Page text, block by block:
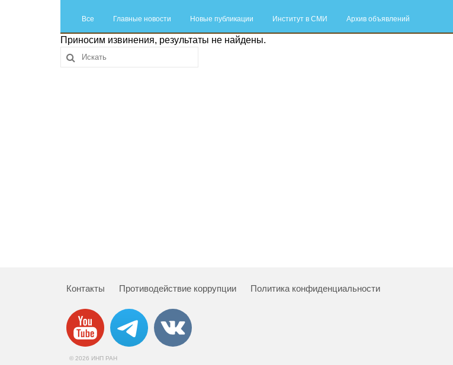
Все Главные новости Новые публикации Институт в СМИ Архив объявлений
Приносим извинения, результаты не найдены.
Контакты Противодействие коррупции Политика конфиденциальности
© 2026 ИНП РАН